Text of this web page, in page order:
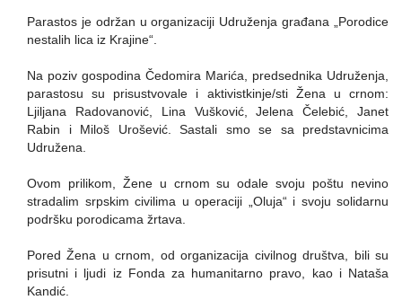
Parastos je održan u organizaciji Udruženja građana „Porodice
nestalih lica iz Krajine“.
Na poziv gospodina Čedomira Marića, predsednika Udruženja,
parastosu su prisustvovale i aktivistkinje/sti Žena u crnom:
Ljiljana Radovanović, Lina Vušković, Jelena Čelebić, Janet
Rabin i Miloš Urošević. Sastali smo se sa predstavnicima
Udružena.
Ovom prilikom, Žene u crnom su odale svoju poštu nevino
stradalim srpskim civilima u operaciji „Oluja“ i svoju solidarnu
podršku porodicama žrtava.
Pored Žena u crnom, od organizacija civilnog društva, bili su
prisutni i ljudi iz Fonda za humanitarno pravo, kao i Nataša
Kandić.